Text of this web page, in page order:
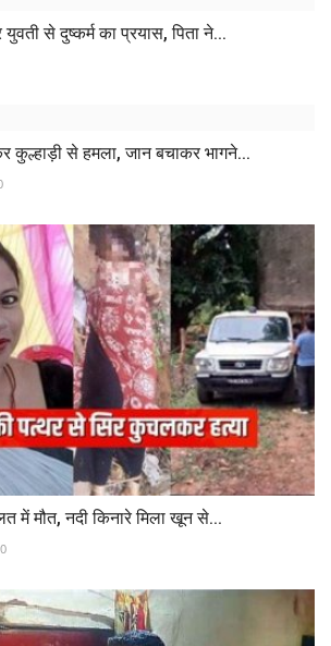
से दुष्कर्म का प्रयास, पिता ने...
कुल्हाड़ी से हमला, जान बचाकर भागने...
में मौत, नदी किनारे मिला खून से...
0